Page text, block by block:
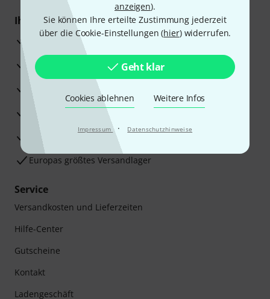
anzeigen).
Sie können Ihre erteilte Zustimmung jederzeit
über die Cookie-Einstellungen (hier) widerrufen.
Geht klar
Cookies ablehnen Weitere Infos
Impressum · Datenschutzhinweise
Ihre Vorteile
3 Jahre Thomann Garantie
30 Tage Money-Back-Garantie
Reparaturservice
Beratung durch Fachexperten
Zufriedenheitsgarantie
Europas größtes Versandlager
Service
Versandkosten und Lieferzeiten
Hilfe-Center
Gutscheine
Kontakt
Ladengeschäft